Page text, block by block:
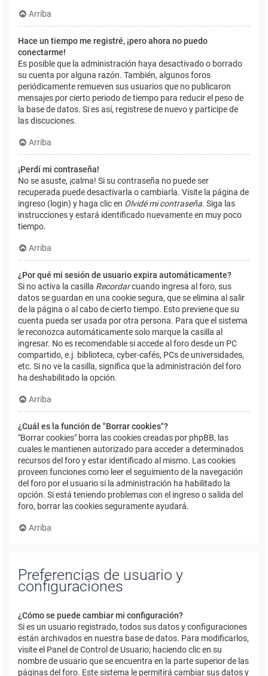
Arriba
Hace un tiempo me registré, ¡pero ahora no puedo
conectarme!
Es posible que la administración haya desactivado o borrado
su cuenta por alguna razón. También, algunos foros
periódicamente remueven sus usuarios que no publicaron
mensajes por cierto periodo de tiempo para reducir el peso de
la base de datos. Si es así, registrese de nuevo y participe de
las discuciones.
Arriba
¡Perdí mi contraseña!
No se asuste, ¡calma! Si su contraseña no puede ser
recuperada puede desactivarla o cambiarla. Visite la página de
ingreso (login) y haga clic en Olvidé mi contraseña. Siga las
instrucciones y estará identificado nuevamente en muy poco
tiempo.
Arriba
¿Por qué mi sesión de usuario expira automáticamente?
Si no activa la casilla Recordarcuando ingresa al foro, sus
datos se guardan en una cookie segura, que se elimina al salir
de la página o al cabo de cierto tiempo. Esto previene que su
cuenta pueda ser usada por otra persona. Para que el sistema
le reconozca automáticamente solo marque la casilla al
ingresar. No es recomendable si accede al foro desde un PC
compartido, e.j. biblioteca, cyber-cafés, PCs de universidades,
etc. Si no ve la casilla, significa que la administración del foro
ha deshabilitado la opción.
Arriba
¿Cuál es la función de "Borrar cookies"?
"Borrar cookies" borra las cookies creadas por phpBB, las
cuales le mantienen autorizado para acceder a determinados
recursos del foro y estar identificado al mismo. Las cookies
proveen funciones como leer el seguimiento de la navegación
del foro por el usuario si la administración ha habilitado la
opción. Si está teniendo problemas con el ingreso o salida del
foro, borrar las cookies seguramente ayudará.
Arriba
Preferencias de usuario y
configuraciones
¿Cómo se puede cambiar mi configuración?
Si es un usuario registrado, todos sus datos y configuraciones
están archivados en nuestra base de datos. Para modificarlos,
visite el Panel de Control de Usuario; haciendo clic en su
nombre de usuario que se encuentra en la parte superior de las
páginas del foro. Este sistema le permitirá cambiar sus datos y